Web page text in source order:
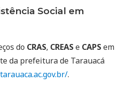
Social em
do CRAS, CREASe CAPSem
da prefeitura de Tarauacá
.